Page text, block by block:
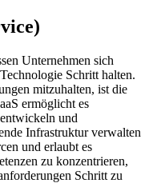
Unternehmen sich
Schritt halten.
mitzuhalten, ist die
ermöglicht es
und
Infrastruktur verwalten
und erlaubt es
zu konzentrieren,
Schritt zu